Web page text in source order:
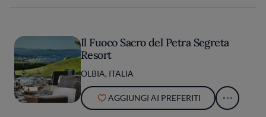
Il Fuoco Sacro del Petra Segreta
Resort
OLBIA, ITALIA
AGGIUNGI AI PREFERITI